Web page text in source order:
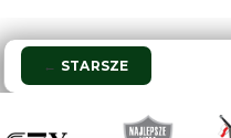
Nawigacja
wpisu
← STARSZE